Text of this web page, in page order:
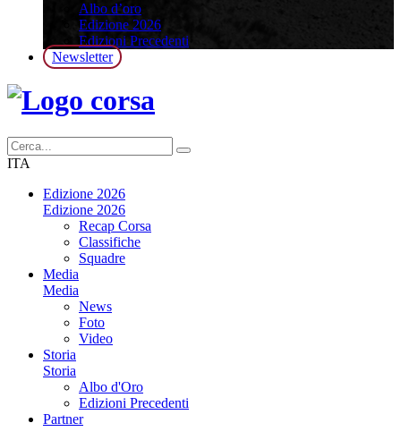
Albo d’oro
Edizione 2026
Edizioni Precedenti
Newsletter
ITA
Edizione 2026
Edizione 2026
Recap Corsa
Classifiche
Squadre
Media
Media
News
Foto
Video
Storia
Storia
Albo d'Oro
Edizioni Precedenti
Partner